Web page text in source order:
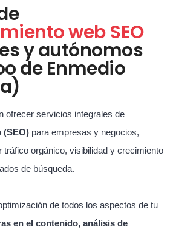
web SEO
y autónomos
de Enmedio
ofrecer servicios integrales de
(SEO) para empresas y negocios,
tráfico orgánico, visibilidad y crecimiento
de búsqueda.
de todos los aspectos de tu
en el contenido, análisis de